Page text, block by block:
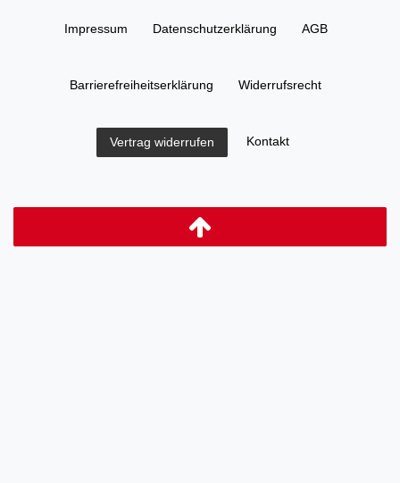
Impressum Daten­schutz­erklärung AGB
Barrierefreiheitserklärung Widerrufs­recht
Vertrag widerrufen Kontakt